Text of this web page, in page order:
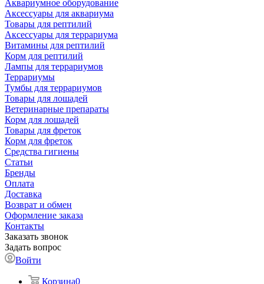
Аквариумное оборудование
Аксессуары для аквариума
Товары для рептилий
Аксессуары для террариума
Витамины для рептилий
Корм для рептилий
Лампы для террариумов
Террариумы
Тумбы для террариумов
Товары для лошадей
Ветеринарные препараты
Корм для лошадей
Товары для фреток
Корм для фреток
Средства гигиены
Статьи
Бренды
Оплата
Доставка
Возврат и обмен
Оформление заказа
Контакты
Заказать звонок
Задать вопрос
Войти
Корзина0